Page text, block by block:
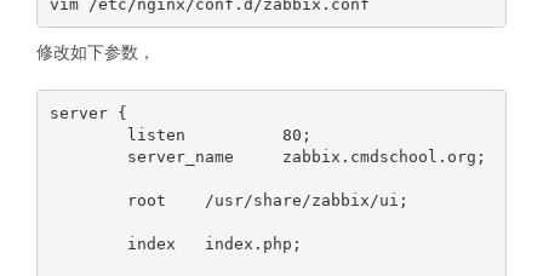
修改如下参数，
server {
        listen          80;
        server_name     zabbix.cmdschool.org;
        root    /usr/share/zabbix/ui;
        index   index.php;